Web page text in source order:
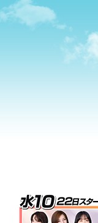
幡東
酔
須
下
駅